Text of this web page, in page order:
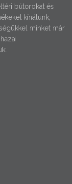
bútorokat és
kínálunk,
minket már